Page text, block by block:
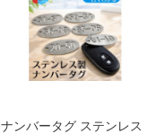
日本製 岐阜 瑞穂市
ナンバータグ ステンレス